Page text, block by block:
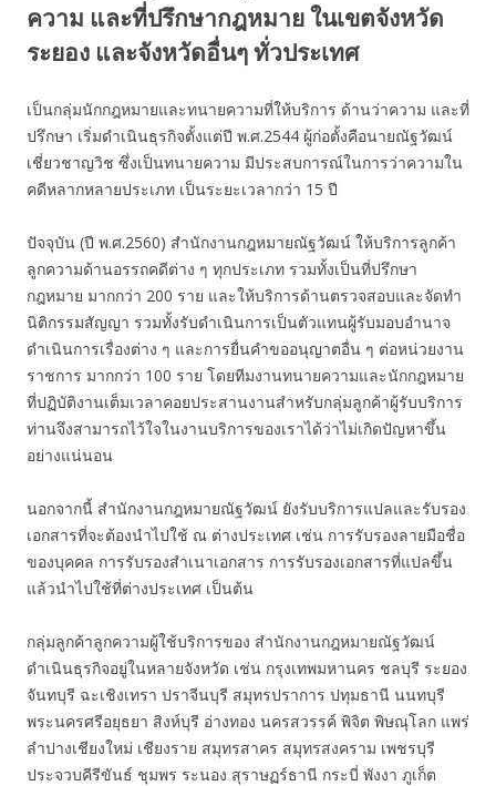
ความ และที่ปรึกษากฎหมาย ในเขตจังหวัด
ระยอง และจังหวัดอื่นๆ ทั่วประเทศ
เป็นกลุ่มนักกฎหมายและทนายความที่ให้บริการ ด้านว่าความ และที่
ปรึกษา เริ่มดำเนินธุรกิจตั้งแต่ปี พ.ศ.2544 ผู้ก่อตั้งคือนายณัฐวัฒน์
เชี่ยวชาญวิช ซึ่งเป็นทนายความ มีประสบการณ์ในการว่าความใน
คดีหลากหลายประเภท เป็นระยะเวลากว่า 15 ปี
ปัจจุบัน (ปี พ.ศ.2560) สำนักงานกฎหมายณัฐวัฒน์ ให้บริการลูกค้า
ลูกความด้านอรรถคดีต่าง ๆ ทุกประเภท รวมทั้งเป็นที่ปรึกษา
กฎหมาย มากกว่า 200 ราย และให้บริการด้านตรวจสอบและจัดทำ
นิติกรรมสัญญา รวมทั้งรับดำเนินการเป็นตัวแทนผู้รับมอบอำนาจ
ดำเนินการเรื่องต่าง ๆ และการยื่นคำขออนุญาตอื่น ๆ ต่อหน่วยงาน
ราชการ มากกว่า 100 ราย โดยทีมงานทนายความและนักกฎหมาย
ที่ปฏิบัติงานเต็มเวลาคอยประสานงานสำหรับกลุ่มลูกค้าผู้รับบริการ
ท่านจึงสามารถไว้ใจในงานบริการของเราได้ว่าไม่เกิดปัญหาขึ้น
อย่างแน่นอน
นอกจากนี้ สำนักงานกฎหมายณัฐวัฒน์ ยังรับบริการแปลและรับรอง
เอกสารที่จะต้องนำไปใช้ ณ ต่างประเทศ เช่น การรับรองลายมือชื่อ
ของบุคคล การรับรองสำเนาเอกสาร การรับรองเอกสารที่แปลขึ้น
แล้วนำไปใช้ที่ต่างประเทศ เป็นต้น
กลุ่มลูกค้าลูกความผู้ใช้บริการของ สำนักงานกฎหมายณัฐวัฒน์
ดำเนินธุรกิจอยู่ในหลายจังหวัด เช่น กรุงเทพมหานคร ชลบุรี ระยอง
จันทบุรี ฉะเชิงเทรา ปราจีนบุรี สมุทรปราการ ปทุมธานี นนทบุรี
พระนครศรีอยุธยา สิงห์บุรี อ่างทอง นครสวรรค์ พิจิต พิษณุโลก แพร่
ลำปางเชียงใหม่ เชียงราย สมุทรสาคร สมุทรสงคราม เพชรบุรี
ประจวบคีรีขันธ์ ชุมพร ระนอง สุราษฏร์ธานี กระบี่ พังงา ภูเก็ต